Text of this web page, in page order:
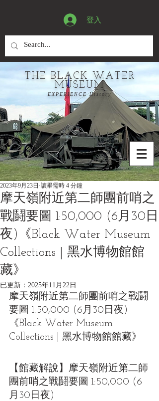
登入
THE BLACK WATER
MUSEUM
EXPERIENCE History
摩天嶺附近第二師團前哨之
戰鬪要圖 1:50,000 (6月30日
夜)《Black Water Museum
Collections | 黑水博物館館
藏》
2023年9月23日 讀畢需時 4 分鐘
已更新： 2025年11月22日
摩天嶺附近第二師團前哨之戰鬪
要圖 1:50,000 (6月30日夜)
《Black Water Museum
Collections | 黑水博物館館藏》
【館藏解說】摩天嶺附近第二師
團前哨之戰鬪要圖 1:50,000 (6
月30日夜)